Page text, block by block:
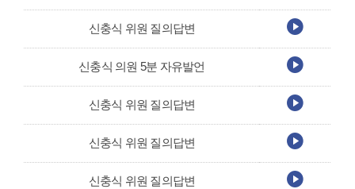
신충식 위원 질의답변
신충식 의원 5분 자유발언
신충식 위원 질의답변
신충식 위원 질의답변
신충식 위원 질의답변